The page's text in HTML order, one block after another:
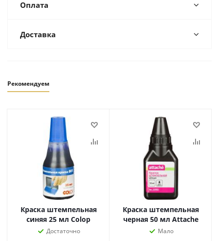
Оплата
Доставка
Рекомендуем
Краска штемпельная
синяя 25 мл Colop
Достаточно
Краска штемпельная
черная 50 мл Attache
Мало